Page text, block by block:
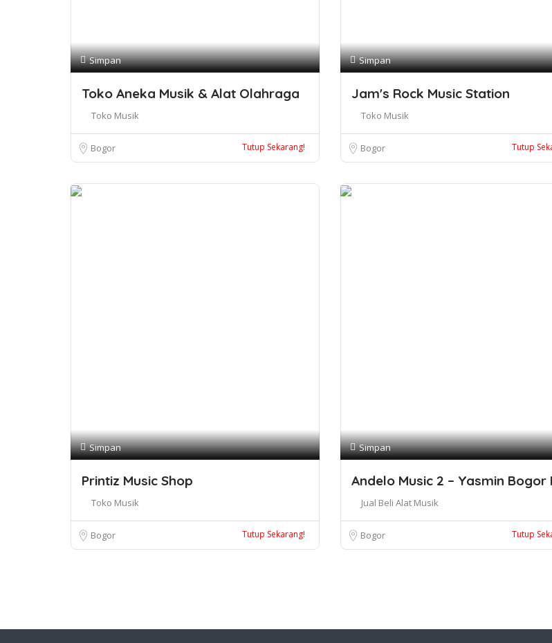
Simpan
Toko Aneka Musik & Alat Olahraga
Toko Musik
Bogor Tutup Sekarang!
Simpan
Jam's Rock Music Station
Toko Musik
Bogor Tutup
Simpan
Printiz Music Shop
Toko Musik
Bogor Tutup Sekarang!
Simpan
Andelo Music 2 – Yasmin Bogor
Jual Beli Alat Musik
Bogor Tutup